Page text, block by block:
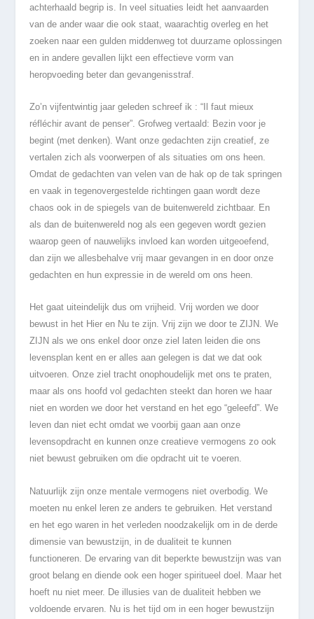
achterhaald begrip is. In veel situaties leidt het aanvaarden
van de ander waar die ook staat, waarachtig overleg en het
zoeken naar een gulden middenweg tot duurzame oplossingen
en in andere gevallen lijkt een effectieve vorm van
heropvoeding beter dan gevangenisstraf.
Zo’n vijfentwintig jaar geleden schreef ik : “Il faut mieux
réfléchir avant de penser”. Grofweg vertaald: Bezin voor je
begint (met denken). Want onze gedachten zijn creatief, ze
vertalen zich als voorwerpen of als situaties om ons heen.
Omdat de gedachten van velen van de hak op de tak springen
en vaak in tegenovergestelde richtingen gaan wordt deze
chaos ook in de spiegels van de buitenwereld zichtbaar. En
als dan de buitenwereld nog als een gegeven wordt gezien
waarop geen of nauwelijks invloed kan worden uitgeoefend,
dan zijn we allesbehalve vrij maar gevangen in en door onze
gedachten en hun expressie in de wereld om ons heen.
Het gaat uiteindelijk dus om vrijheid. Vrij worden we door
bewust in het Hier en Nu te zijn. Vrij zijn we door te ZIJN. We
ZIJN als we ons enkel door onze ziel laten leiden die ons
levensplan kent en er alles aan gelegen is dat we dat ook
uitvoeren. Onze ziel tracht onophoudelijk met ons te praten,
maar als ons hoofd vol gedachten steekt dan horen we haar
niet en worden we door het verstand en het ego “geleefd”. We
leven dan niet echt omdat we voorbij gaan aan onze
levensopdracht en kunnen onze creatieve vermogens zo ook
niet bewust gebruiken om die opdracht uit te voeren.
Natuurlijk zijn onze mentale vermogens niet overbodig. We
moeten nu enkel leren ze anders te gebruiken. Het verstand
en het ego waren in het verleden noodzakelijk om in de derde
dimensie van bewustzijn, in de dualiteit te kunnen
functioneren. De ervaring van dit beperkte bewustzijn was van
groot belang en diende ook een hoger spiritueel doel. Maar het
hoeft nu niet meer. De illusies van de dualiteit hebben we
voldoende ervaren. Nu is het tijd om in een hoger bewustzijn